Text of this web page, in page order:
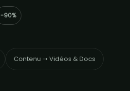
-90%
Contenu ➝ Vidéos & Docs